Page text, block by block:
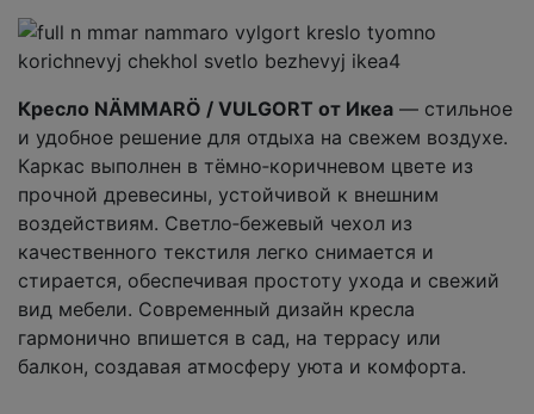
Кресло NÄMMARÖ / VULGORT от Икеа — стильное
и удобное решение для отдыха на свежем воздухе.
Каркас выполнен в тёмно‑коричневом цвете из
прочной древесины, устойчивой к внешним
воздействиям. Светло‑бежевый чехол из
качественного текстиля легко снимается и
стирается, обеспечивая простоту ухода и свежий
вид мебели. Современный дизайн кресла
гармонично впишется в сад, на террасу или
балкон, создавая атмосферу уюта и комфорта.